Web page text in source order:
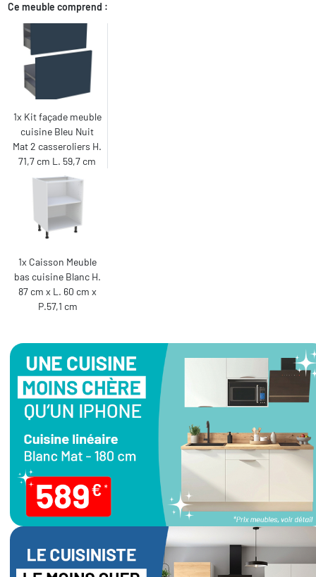
Ce meuble comprend :
1x Kit façade meuble
cuisine Bleu Nuit
Mat 2 casseroliers H.
71,7 cm L. 59,7 cm
1x Caisson Meuble
bas cuisine Blanc H.
87 cm x L. 60 cm x
P.57,1 cm